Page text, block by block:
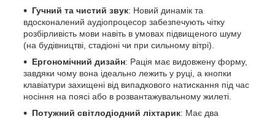
Гучний та чистий звук: Новий динамік та
вдосконалений аудіопроцесор забезпечують чітку
розбірливість мови навіть в умовах підвищеного шуму
(на будівництві, стадіоні чи при сильному вітрі).
Ергономічний дизайн: Рація має видовжену форму,
завдяки чому вона ідеально лежить у руці, а кнопки
клавіатури захищені від випадкового натискання під час
носіння на поясі або в розвантажувальному жилеті.
Потужний світлодіодний ліхтарик: Має два